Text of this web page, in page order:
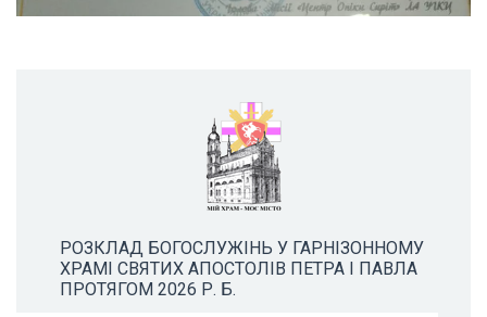
РОЗКЛАД БОГОСЛУЖІНЬ У ГАРНІЗОННОМУ
ХРАМІ СВЯТИХ АПОСТОЛІВ ПЕТРА І ПАВЛА
ПРОТЯГОМ 2026 Р. Б.